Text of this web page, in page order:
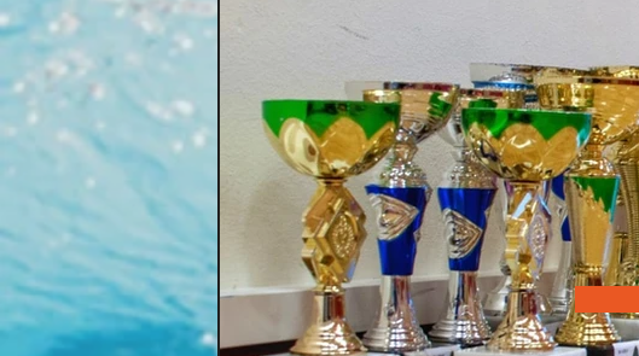
Ermäßigung von 50 Prozent. Eine schöne
Gelegenheit für kleine Wasserratten, den
So